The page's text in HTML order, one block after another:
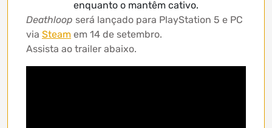
enquanto o mantêm cativo.
Deathloop será lançado para PlayStation 5 e PC
via Steam em 14 de setembro.
Assista ao trailer abaixo.